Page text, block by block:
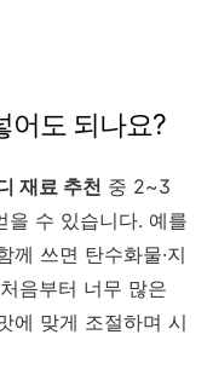
어도 되나요?
재료 추천 중 2~3
을 수 있습니다. 예를
께 쓰면 탄수화물·지
음부터 너무 많은
에 맞게 조절하며 시